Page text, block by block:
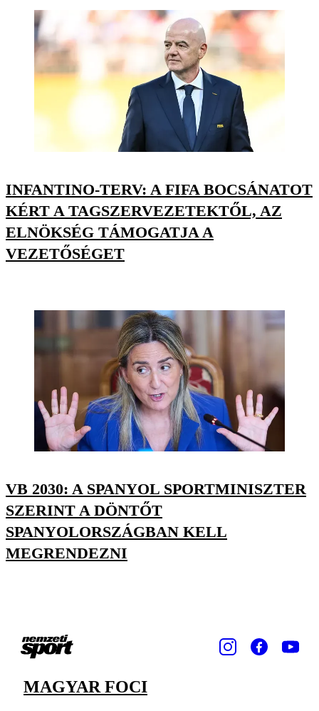
INFANTINO-TERV: A FIFA BOCSÁNATOT
KÉRT A TAGSZERVEZETEKTŐL, AZ
ELNÖKSÉG TÁMOGATJA A
VEZETŐSÉGET
VB 2030: A SPANYOL SPORTMINISZTER
SZERINT A DÖNTŐT
SPANYOLORSZÁGBAN KELL
MEGRENDEZNI
MAGYAR FOCI